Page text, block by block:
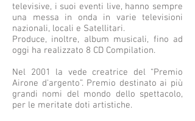
televisive, i suoi eventi live, hanno sempre
una messa in onda in varie televisioni
nazionali, locali e Satellitari.
Produce, inoltre, album musicali, fino ad
oggi ha realizzato 8 CD Compilation.
Nel 2001 la vede creatrice del “Premio
Airone d'argento”. Premio destinato ai più
grandi nomi del mondo dello spettacolo,
per le meritate doti artistiche.